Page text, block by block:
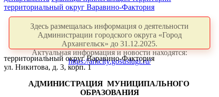
территориальный округ Варавино-Фактория
Здесь размещалась информация о деятельности
Администрации городского округа «Город
Архангельск» до 31.12.2025.
Актуальная информация и новости находятся:
https://arhcity.gosuslugi.ru/
территориальный округ Варавино-Фактория
ул. Никитова, д. 3, корп. 1
АДМИНИСТРАЦИЯ МУНИЦИПАЛЬНОГО
ОБРАЗОВАНИЯ